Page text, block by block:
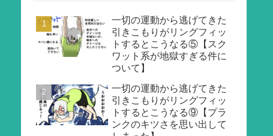
一切の運動から逃げてきた
引きこもりがリングフィッ
トするとこうなる⑤【スク
ワット系が地獄すぎる件に
ついて】
一切の運動から逃げてきた
引きこもりがリングフィッ
トするとこうなる⑨【プラ
ンクのキツさを思い出して